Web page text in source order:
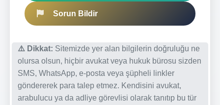
Sorun Bildir
⚠️ Dikkat: Sitemizde yer alan bilgilerin doğruluğu ne
olursa olsun, hiçbir avukat veya hukuk bürosu sizden
SMS, WhatsApp, e-posta veya şüpheli linkler
göndererek para talep etmez. Kendisini avukat,
arabulucu ya da adliye görevlisi olarak tanıtıp bu tür